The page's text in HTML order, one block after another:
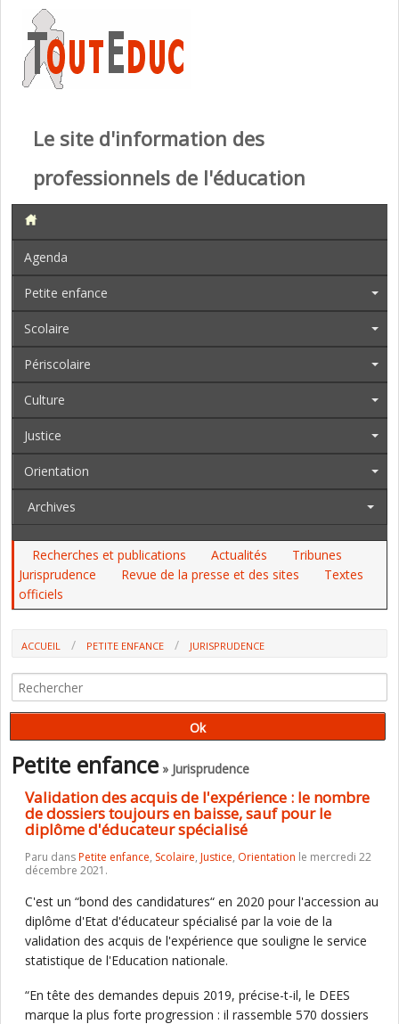
Le site d'information des
professionnels de l'éducation
Agenda
Petite enfance
Scolaire
Périscolaire
Culture
Justice
Orientation
Archives
Recherches et publications Actualités
Tribunes
Jurisprudence
Revue de la presse et des sites
Textes
officiels
ACCUEIL PETITE ENFANCE
JURISPRUDENCE
TOUJOURS EN BAISSE, SAUF POUR LE DIPLÔME D'ÉDUCATEUR SPÉCIALISÉ
Petite enfance» Jurisprudence
Validation des acquis de l'expérience : le nombre
de dossiers toujours en baisse, sauf pour le
diplôme d'éducateur spécialisé
Paru dansPetite enfance, Scolaire, Justice, Orientation le mercredi 22
décembre 2021.
C'est un “bond des candidatures“ en 2020 pour l'accession au
diplôme d'Etat d'éducateur spécialisé par la voie de la
validation des acquis de l'expérience que souligne le service
statistique de l'Education nationale.
“En tête des demandes depuis 2019, précise-t-il, le DEES
marque la plus forte progression : il rassemble 570 dossiers